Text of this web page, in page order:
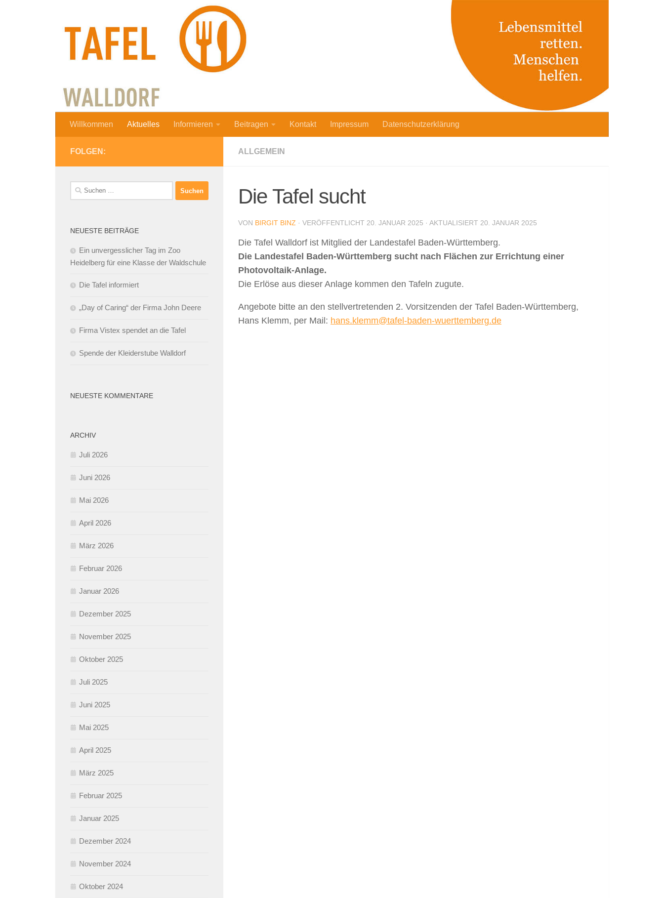
Willkommen Aktuelles Informieren Beitragen Kontakt Impressum Datenschutzerklärung
ALLGEMEIN
Die Tafel sucht
VON BIRGIT BINZ · VERÖFFENTLICHT 20. JANUAR 2025 · AKTUALISIERT 20. JANUAR 2025
Die Tafel Walldorf ist Mitglied der Landestafel Baden-Württemberg.
Die Landestafel Baden-Württemberg sucht nach Flächen zur Errichtung einer
Photovoltaik-Anlage.
Die Erlöse aus dieser Anlage kommen den Tafeln zugute.
Angebote bitte an den stellvertretenden 2. Vorsitzenden der Tafel Baden-Württemberg,
Hans Klemm, per Mail: hans.klemm@tafel-baden-wuerttemberg.de
FOLGEN:
Suchen
nach:
NEUESTE BEITRÄGE
Ein unvergesslicher Tag im Zoo
Heidelberg für eine Klasse der Waldschule
Die Tafel informiert
„Day of Caring“ der Firma John Deere
Firma Vistex spendet an die Tafel
Spende der Kleiderstube Walldorf
NEUESTE KOMMENTARE
ARCHIV
Juli 2026
Juni 2026
Mai 2026
April 2026
März 2026
Februar 2026
Januar 2026
Dezember 2025
November 2025
Oktober 2025
Juli 2025
Juni 2025
Mai 2025
April 2025
März 2025
Februar 2025
Januar 2025
Dezember 2024
November 2024
Oktober 2024